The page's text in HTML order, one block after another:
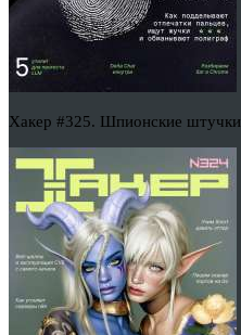
Хакер #325. Шпионские штучки